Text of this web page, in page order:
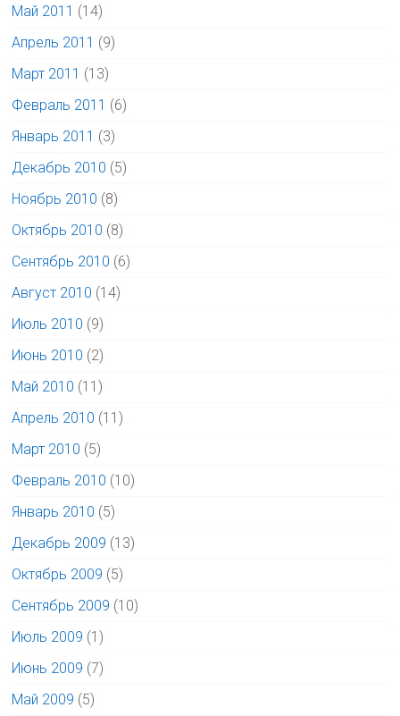
Май 2011 (14)
Апрель 2011 (9)
Март 2011 (13)
Февраль 2011 (6)
Январь 2011 (3)
Декабрь 2010 (5)
Ноябрь 2010 (8)
Октябрь 2010 (8)
Сентябрь 2010 (6)
Август 2010 (14)
Июль 2010 (9)
Июнь 2010 (2)
Май 2010 (11)
Апрель 2010 (11)
Март 2010 (5)
Февраль 2010 (10)
Январь 2010 (5)
Декабрь 2009 (13)
Октябрь 2009 (5)
Сентябрь 2009 (10)
Июль 2009 (1)
Июнь 2009 (7)
Май 2009 (5)